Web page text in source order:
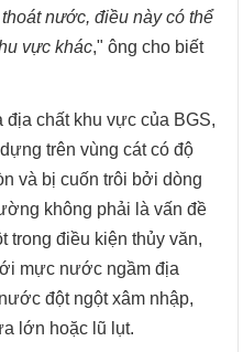
nước, điều này có thể
vực khác," ông cho biết
địa chất khu vực của BGS,
trên vùng cát có độ
và bị cuốn trôi bởi dòng
không phải là vấn đề
trong điều kiện thủy văn,
mực nước ngầm địa
đột ngột xâm nhập,
lớn hoặc lũ lụt.